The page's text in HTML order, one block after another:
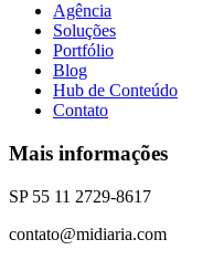
Agência
Soluções
Portfólio
Blog
Hub de Conteúdo
Contato
Mais informações
SP 55 11 2729-8617
contato@midiaria.com